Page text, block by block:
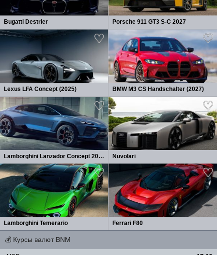
Bugatti Destrier Porsche 911 GT3 S-C 2027
Lexus LFA Concept (2025) BMW M3 CS Handschalter (2027)
Lamborghini Lanzador Concept 2026 Nuvolari
Lamborghini Temerario Ferrari F80
💰 Курсы валют BNM